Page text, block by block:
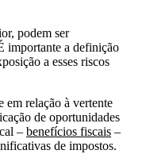
podem ser
importante a definição
a esses riscos
em relação à vertente
de oportunidades
– benefícios fiscais –
de impostos.